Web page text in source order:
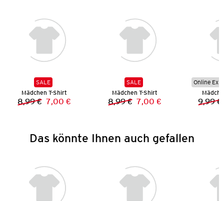
SALE
Mädchen T-Shirt
Vorheriger Preis:
8,99 € Neuer Preis:
7,00 €
SALE
Mädchen T-Shirt
Vorheriger Preis:
8,99 € Neuer Preis:
7,00 €
Online
9,99 €
Das könnte Ihnen auch gefallen